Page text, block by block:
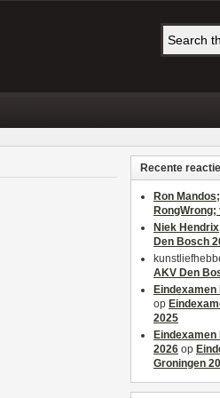
Recente
Ron
Niek Hendrix
Den Bosch
AKV Den
op
2025
2026 op
Groningen